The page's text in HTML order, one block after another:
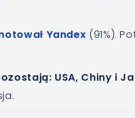
Yandex (91%).
USA, Chiny i